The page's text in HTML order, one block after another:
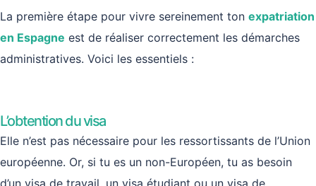
La première étape pour vivre sereinement ton expatriation
en Espagne est de réaliser correctement les démarches
administratives. Voici les essentiels :
L’obtention du visa
Elle n’est pas nécessaire pour les ressortissants de l’Union
européenne. Or, si tu es un non-Européen, tu as besoin
d’un visa de travail, un visa étudiant ou un visa de